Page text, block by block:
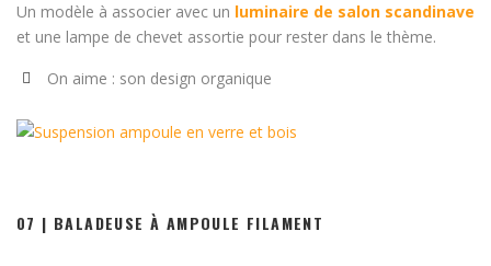
Un modèle à associer avec un luminaire de salon scandinave
et une lampe de chevet assortie pour rester dans le thème.
On aime : son design organique
07 | BALADEUSE À AMPOULE FILAMENT